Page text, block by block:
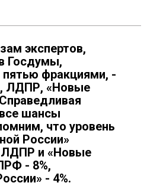
экспертов,
Госдумы,
фракциями, -
ЛДПР, «Новые
шансы
что уровень
России»
ЛДПР и «Новые
- 8%,
- 4%.